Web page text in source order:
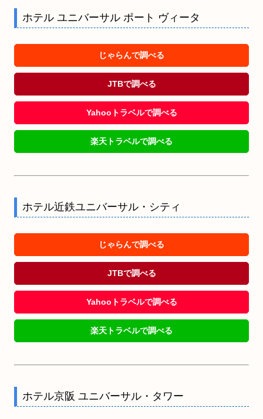
ホテル ユニバーサル ポート ヴィータ
じゃらんで調べる
JTBで調べる
Yahooトラベルで調べる
楽天トラベルで調べる
ホテル近鉄ユニバーサル・シティ
じゃらんで調べる
JTBで調べる
Yahooトラベルで調べる
楽天トラベルで調べる
ホテル京阪 ユニバーサル・タワー